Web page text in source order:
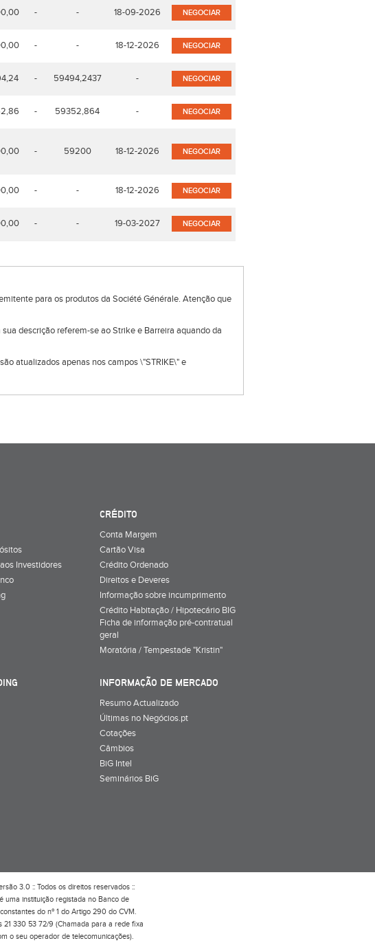
- - 18-09-2026 NEGOCIAR
- - 18-12-2026 NEGOCIAR
- 59494,2437 - NEGOCIAR
- 59352,864 - NEGOCIAR
- 59200 18-12-2026 NEGOCIAR
- - 18-12-2026 NEGOCIAR
- - 19-03-2027 NEGOCIAR
para os produtos da Société Générale. Atenção que
descrição referem-se ao Strike e Barreira aquando da
atualizados apenas nos campos \"STRIKE\" e
Investidores
CRÉDITO
Conta Margem
Cartão Visa
Crédito Ordenado
Direitos e Deveres
Informação sobre incumprimento
Crédito Habitação / Hipotecário BIG
Ficha de informação pré-contratual
geral
Moratória / Tempestade "Kristin"
INFORMAÇÃO DE MERCADO
Resumo Actualizado
Últimas no Negócios.pt
Cotações
Câmbios
BiG Intel
Seminários BiG
3.0 :: Todos os direitos reservados ::
uma instituição registada no Banco de
do nº 1 do Artigo 290 do CVM.
21 330 53 72/9 (Chamada para a rede fixa
o seu operador de telecomunicações).